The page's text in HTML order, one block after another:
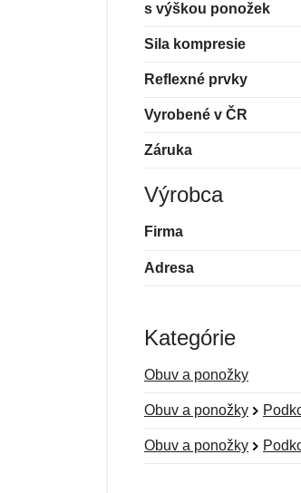
s výškou ponožek
Sila kompresie
Reflexné prvky
Vyrobené v ČR
Záruka
Výrobca
Firma
Adresa
Kategórie
Obuv a ponožky
Obuv a ponožky
Obuv a ponožky